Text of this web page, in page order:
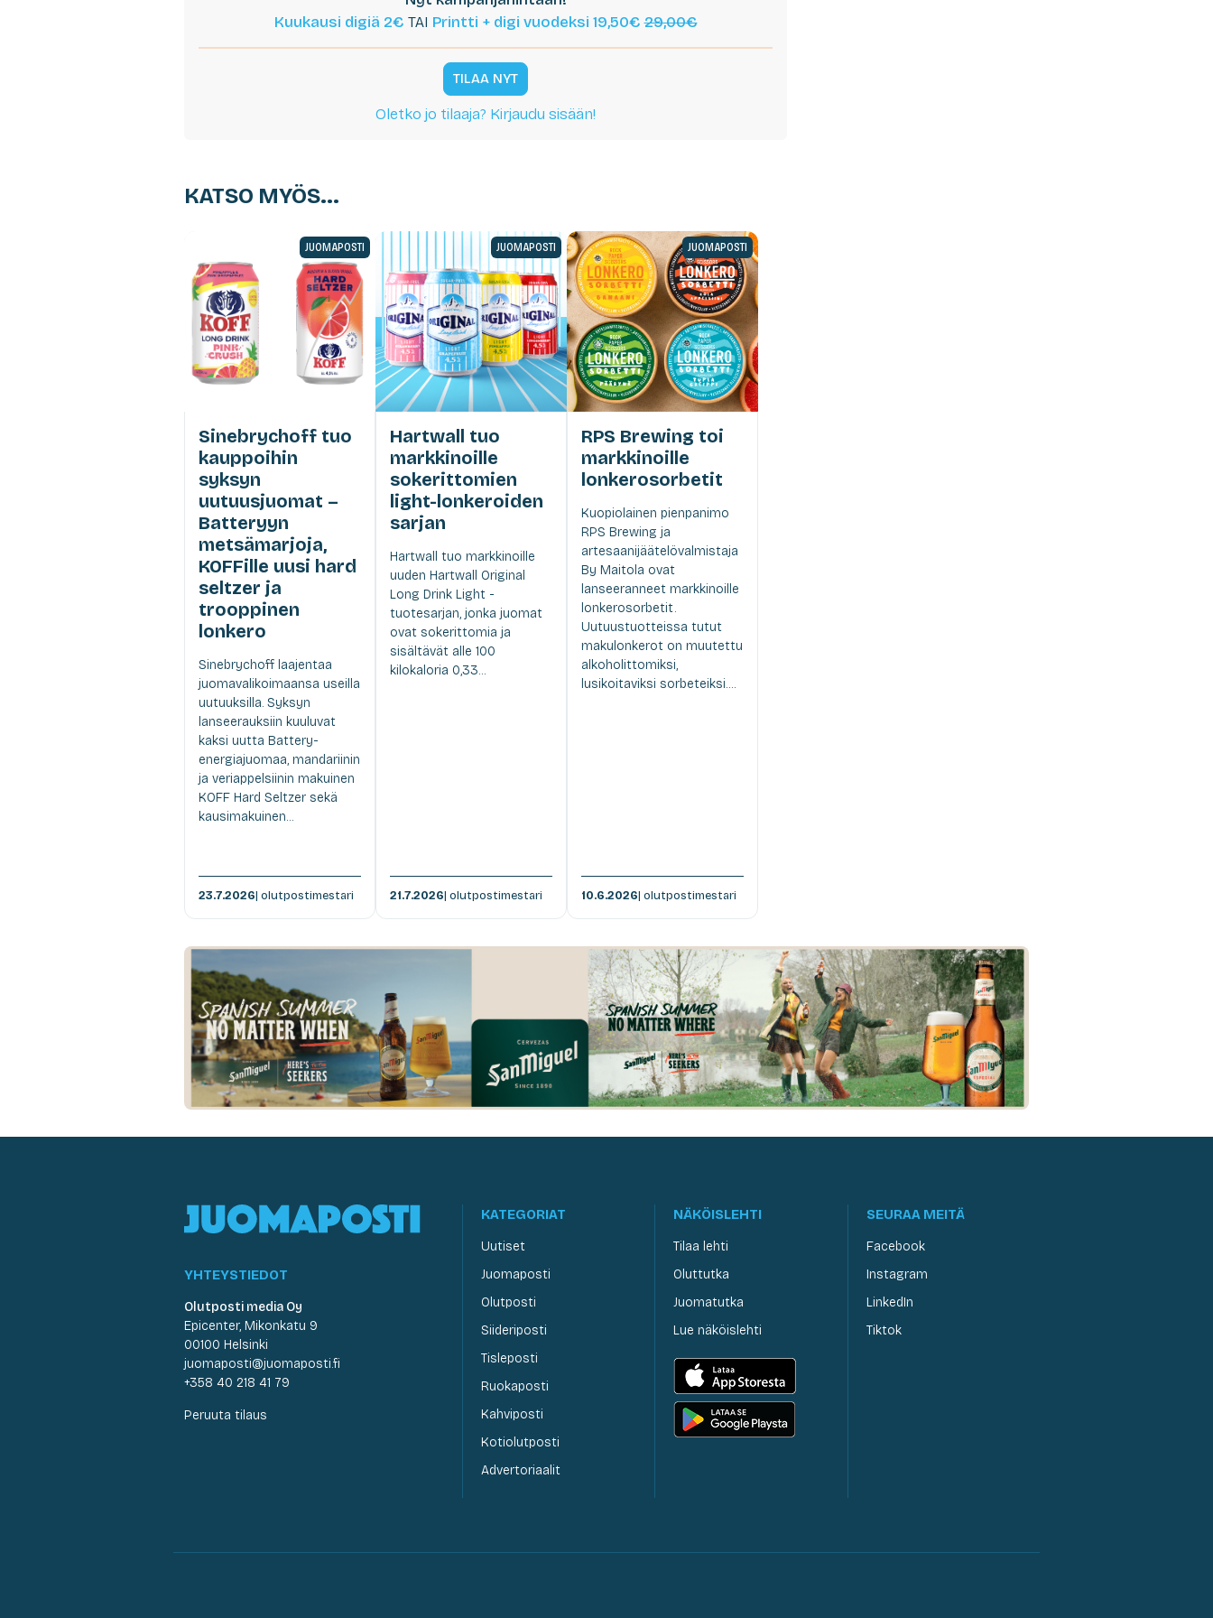
Kuukausi digiä 2€ TAI Printti + digi vuodeksi 19,50€29,00€
TILAA NYT
Oletko jo tilaaja? Kirjaudu sisään!
KATSO MYÖS...
JUOMAPOSTI
Sinebrychoff tuo
kauppoihin
syksyn
uutuusjuomat –
Batteryyn
metsämarjoja,
KOFFille uusi hard
seltzer ja
trooppinen
lonkero
Sinebrychoff laajentaa
juomavalikoimaansa useilla
uutuuksilla. Syksyn
lanseerauksiin kuuluvat
kaksi uutta Battery-
energiajuomaa, mandariinin
ja veriappelsiinin makuinen
KOFF Hard Seltzer sekä
kausimakuinen...
23.7.2026| olutpostimestari
JUOMAPOSTI
Hartwall tuo
markkinoille
sokerittomien
light-lonkeroiden
sarjan
Hartwall tuo markkinoille
uuden Hartwall Original
Long Drink Light -
tuotesarjan, jonka juomat
ovat sokerittomia ja
sisältävät alle 100
kilokaloria 0,33...
21.7.2026| olutpostimestari
JUOMAPOSTI
RPS Brewing toi
markkinoille
lonkerosorbetit
Kuopiolainen pienpanimo
RPS Brewing ja
artesaanijäätelövalmistaja
By Maitola ovat
lanseeranneet markkinoille
lonkerosorbetit.
Uutuustuotteissa tutut
makulonkerot on muutettu
alkoholittomiksi,
lusikoitaviksi sorbeteiksi....
10.6.2026| olutpostimestari
YHTEYSTIEDOT
Olutposti media Oy
Epicenter, Mikonkatu 9
00100 Helsinki
juomaposti@juomaposti.fi
+358 40 218 41 79
Peruuta tilaus
KATEGORIAT
Uutiset
Juomaposti
Olutposti
Siideriposti
Tisleposti
Ruokaposti
Kahviposti
Kotiolutposti
Advertoriaalit
NÄKÖISLEHTI
Tilaa lehti
Oluttutka
Juomatutka
Lue näköislehti
SEURAA MEITÄ
Facebook
Instagram
LinkedIn
Tiktok